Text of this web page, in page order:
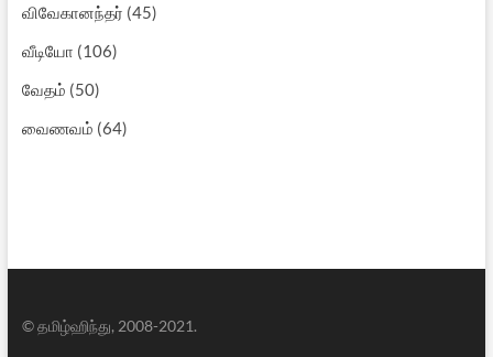
விவேகானந்தர் (45)
வீடியோ (106)
வேதம் (50)
வைணவம் (64)
© தமிழ்ஹிந்து, 2008-2021.